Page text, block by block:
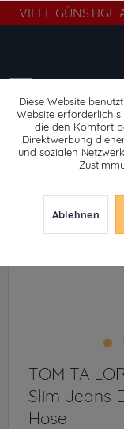
VIELE GÜNSTIGE
Slim Fit
TOM
Slim Jeans
Hose
Diese Website
Website erforderlich
die den Komfort
Direktwerbung
und sozialen
Ablehnen